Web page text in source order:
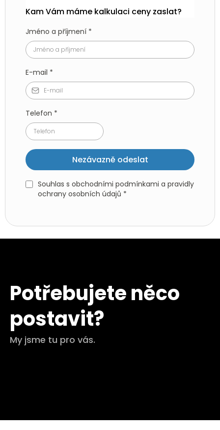
Kam Vám máme kalkulaci ceny zaslat?
Jméno a příjmení *
E-mail *
Telefon *
Nezávazně odeslat
Souhlas s obchodními podmínkami a pravidly
ochrany osobních údajů *
Potřebujete něco
postavit?
My jsme tu pro vás.